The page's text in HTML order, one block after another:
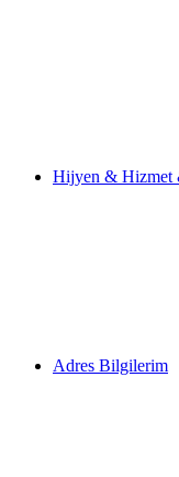
Hijyen & Hizmet
Adres Bilgilerim